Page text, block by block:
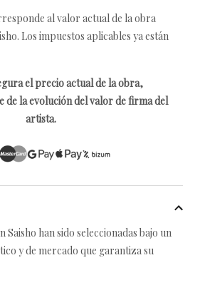
al valor actual de la obra
Los impuestos aplicables ya están
el precio actual de la obra,
de la evolución del valor de firma del
artista.
Saisho han sido seleccionadas bajo un
y de mercado que garantiza su